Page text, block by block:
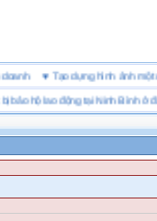
doanh ♥Tạo dựng hình
hộ lao động tại Ninh Bình ở đâu